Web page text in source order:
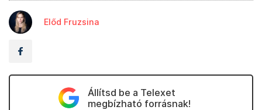
Előd Fruzsina
Állítsd be a Telexet
megbízható forrásnak!